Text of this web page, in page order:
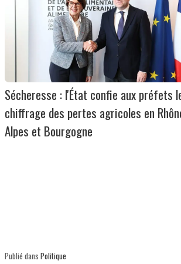
Sécheresse : l'État confie aux préfets
chiffrage des pertes agricoles en
Alpes et Bourgogne
Publié dans Politique